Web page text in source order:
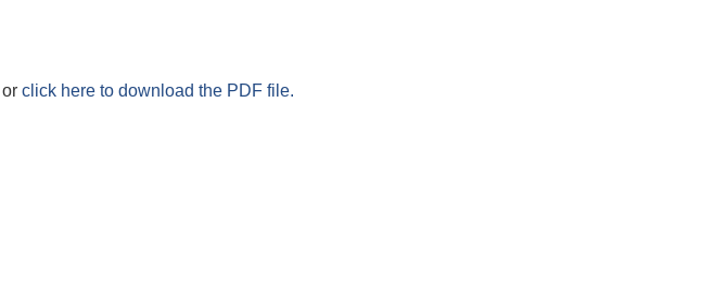
or click here to download the PDF file.